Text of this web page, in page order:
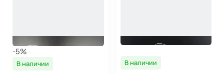
-5%
В наличии
В наличии